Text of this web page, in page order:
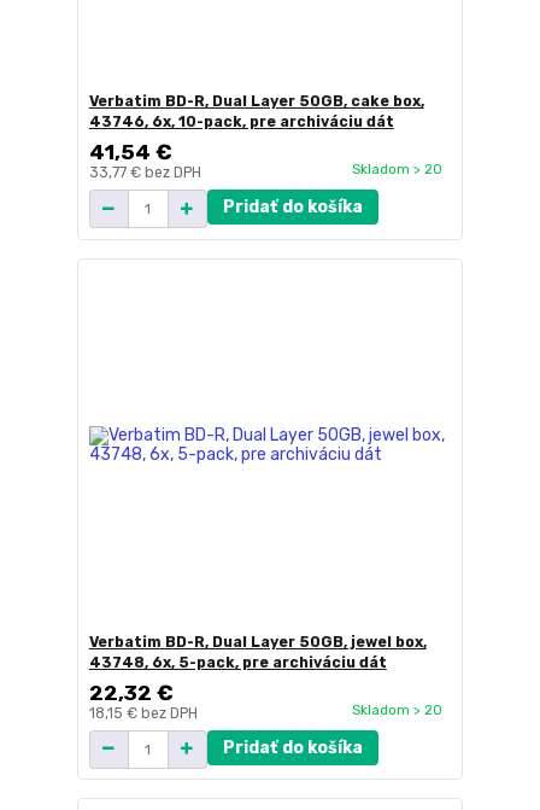
Verbatim BD-R, Dual Layer 50GB, cake box,
43746, 6x, 10-pack, pre archiváciu dát
41,54 €
33,77 € bez DPH Skladom > 20
Pridať do košíka
Verbatim BD-R, Dual Layer 50GB, jewel box,
43748, 6x, 5-pack, pre archiváciu dát
22,32 €
18,15 € bez DPH Skladom > 20
Pridať do košíka